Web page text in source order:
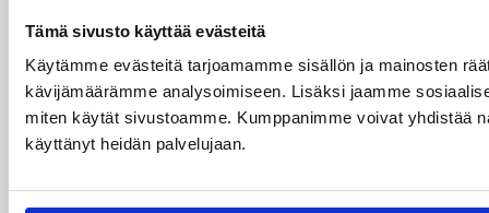
Tämä sivusto käyttää evästeitä
Käytämme evästeitä tarjoamamme sisällön ja mainosten
kävijämäärämme analysoimiseen. Lisäksi jaamme
miten käytät sivustoamme. Kumppanimme voivat yhdistää
käyttänyt heidän palvelujaan.